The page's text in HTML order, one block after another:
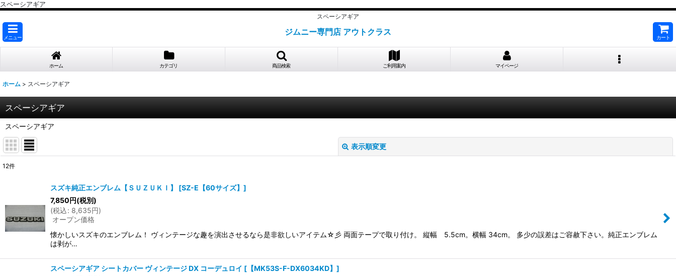
スペーシアギア
スペーシアギア
メニュー
ジムニー専門店 アウトクラス
カート
ホーム カテゴリ 商品検索 ご利用案内 マイページ
ホーム > スペーシアギア
スペーシアギア
スペーシアギア
表示順変更
並び順:
絞り込む
12件
スズキ純正エンブレム【ＳＵＺＵＫＩ】 [SZ-E【60サイズ】 ]
7,850円(税別)
(税込: 8,635円)
オープン価格
懐かしいスズキのエンブレム！ ヴィンテージな趣を演出させるなら是非欲しいアイテム☆彡 両面テープで取り付け。 縦幅 5.5cm。横幅 34cm。 多少の誤差はご容赦下さい。純正エンブレム
は剥が…
スペーシアギア シートカバー ヴィンテージ DX コーデュロイ [ 【MK53S-F-DX6034KD】 ]